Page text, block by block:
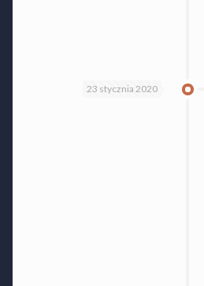
23 stycznia 2020